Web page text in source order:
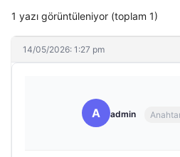
1 yazı görüntüleniyor (toplam 1)
14/05/2026: 1:27 pm
A admin